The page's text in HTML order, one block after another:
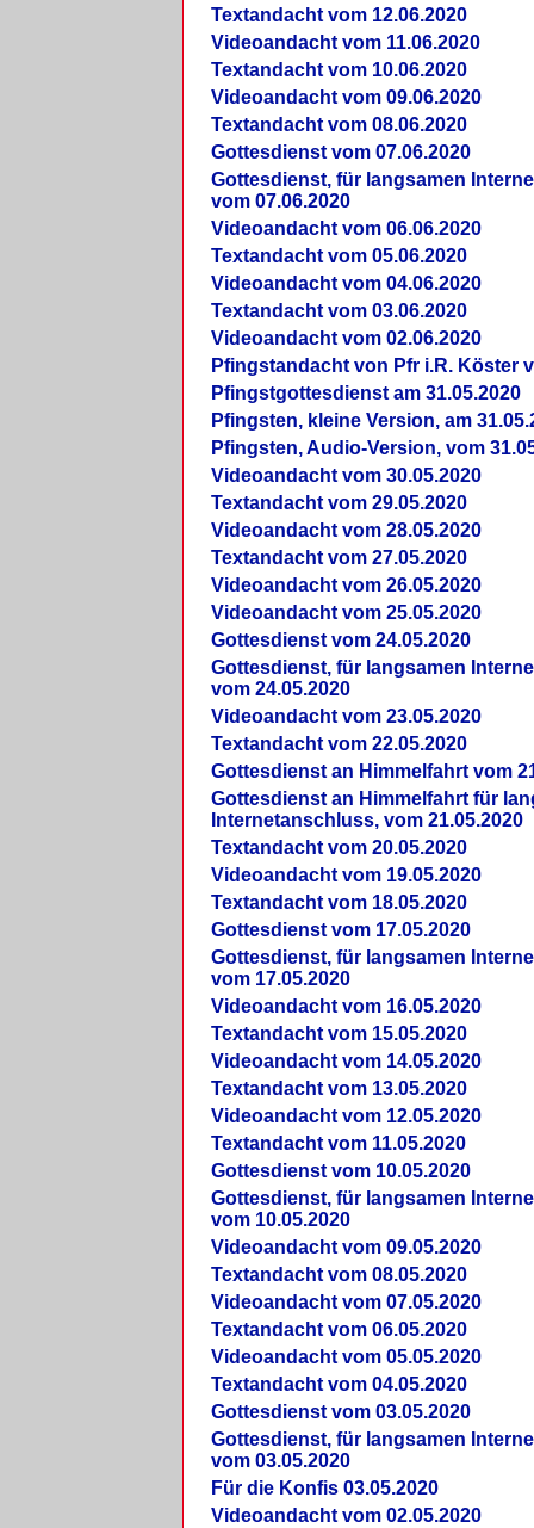
Textandacht vom 12.06.2020
Videoandacht vom 11.06.2020
Textandacht vom 10.06.2020
Videoandacht vom 09.06.2020
Textandacht vom 08.06.2020
Gottesdienst vom 07.06.2020
Gottesdienst, für langsamen
vom 07.06.2020
Videoandacht vom 06.06.2020
Textandacht vom 05.06.2020
Videoandacht vom 04.06.2020
Textandacht vom 03.06.2020
Videoandacht vom 02.06.2020
Pfingstandacht von Pfr i.R. Köster
Pfingstgottesdienst am 31.05.2020
Pfingsten, kleine Version, am
Pfingsten, Audio-Version, vom
Videoandacht vom 30.05.2020
Textandacht vom 29.05.2020
Videoandacht vom 28.05.2020
Textandacht vom 27.05.2020
Videoandacht vom 26.05.2020
Videoandacht vom 25.05.2020
Gottesdienst vom 24.05.2020
Gottesdienst, für langsamen
vom 24.05.2020
Videoandacht vom 23.05.2020
Textandacht vom 22.05.2020
Gottesdienst an Himmelfahrt vom
Gottesdienst an Himmelfahrt für
Internetanschluss, vom 21.05.2020
Textandacht vom 20.05.2020
Videoandacht vom 19.05.2020
Textandacht vom 18.05.2020
Gottesdienst vom 17.05.2020
Gottesdienst, für langsamen
vom 17.05.2020
Videoandacht vom 16.05.2020
Textandacht vom 15.05.2020
Videoandacht vom 14.05.2020
Textandacht vom 13.05.2020
Videoandacht vom 12.05.2020
Textandacht vom 11.05.2020
Gottesdienst vom 10.05.2020
Gottesdienst, für langsamen
vom 10.05.2020
Videoandacht vom 09.05.2020
Textandacht vom 08.05.2020
Videoandacht vom 07.05.2020
Textandacht vom 06.05.2020
Videoandacht vom 05.05.2020
Textandacht vom 04.05.2020
Gottesdienst vom 03.05.2020
Gottesdienst, für langsamen
vom 03.05.2020
Für die Konfis 03.05.2020
Videoandacht vom 02.05.2020